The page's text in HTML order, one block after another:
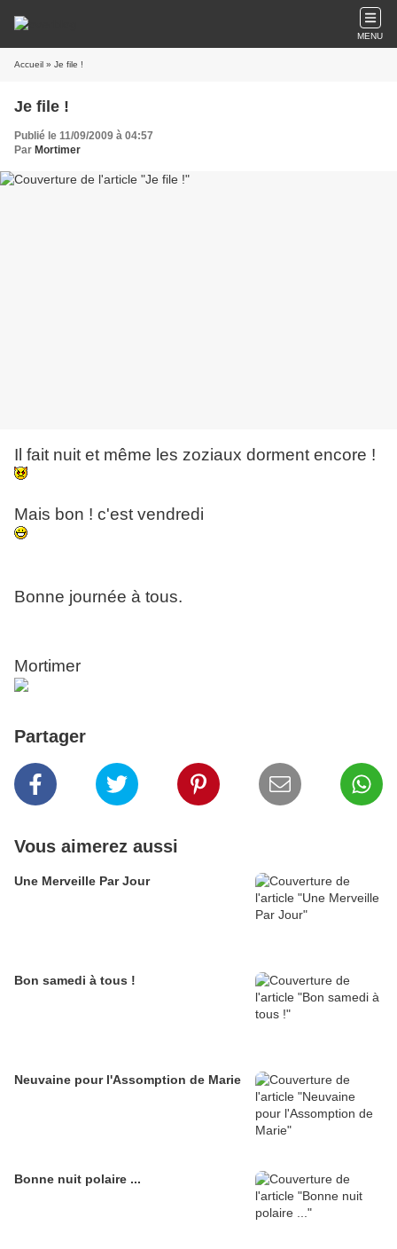
MENU
Accueil » Je file !
Je file !
Publié le 11/09/2009 à 04:57
Par Mortimer
Il fait nuit et même les zoziaux dorment encore !
Mais bon ! c'est vendredi
Bonne journée à tous.
Mortimer
Partager
Vous aimerez aussi
Une Merveille Par Jour
Bon samedi à tous !
Neuvaine pour l'Assomption de Marie
Bonne nuit polaire ...